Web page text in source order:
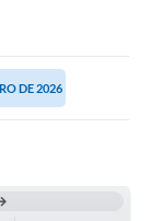
DE 2026